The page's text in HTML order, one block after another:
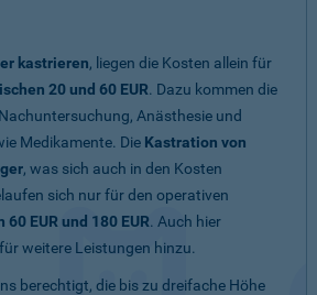
kastrieren, liegen die Kosten allein für
20 und 60 EUR. Dazu kommen die
Anästhesie und
Medikamente. Die Kastration von
, was sich auch in den Kosten
sich nur für den operativen
60 EUR und 180 EUR. Auch hier
weitere Leistungen hinzu.
berechtigt, die bis zu dreifache Höhe